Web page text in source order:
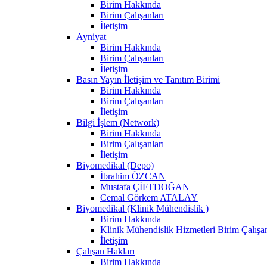
Birim Hakkında
Birim Çalışanları
İletişim
Ayniyat
Birim Hakkında
Birim Çalışanları
İletişim
Basın Yayın İletişim ve Tanıtım Birimi
Birim Hakkında
Birim Çalışanları
İletişim
Bilgi İşlem (Network)
Birim Hakkında
Birim Çalışanları
İletişim
Biyomedikal (Depo)
İbrahim ÖZCAN
Mustafa ÇİFTDOĞAN
Cemal Görkem ATALAY
Biyomedikal (Klinik Mühendislik )
Birim Hakkında
Klinik Mühendislik Hizmetleri Birim
İletişim
Çalışan Hakları
Birim Hakkında